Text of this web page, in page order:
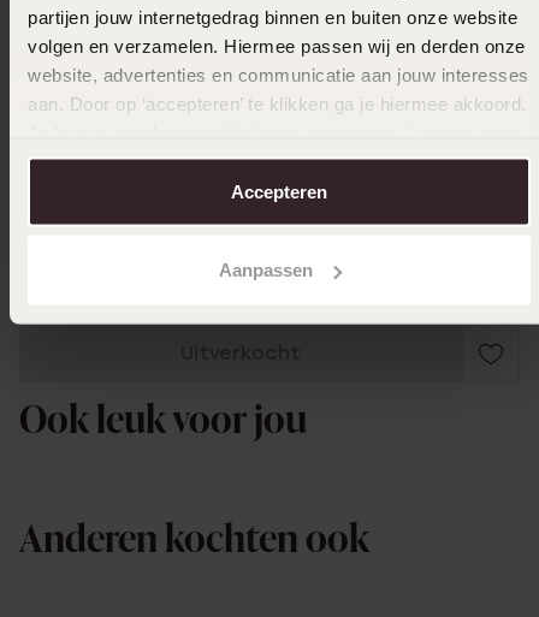
partijen jouw internetgedrag binnen en buiten onze website
volgen en verzamelen. Hiermee passen wij en derden onze
website, advertenties en communicatie aan jouw interesses
aan. Door op ‘accepteren’ te klikken ga je hiermee akkoord.
over in onscookiebeleid.
Accepteren
Aanpassen
Heel mooi en subtiel armbandje. Verkleurd
niet.
Toon meer
Ook leuk voor jou
Anderen kochten ook